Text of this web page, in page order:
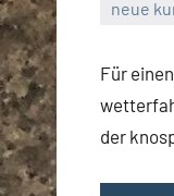
neue
Für
der